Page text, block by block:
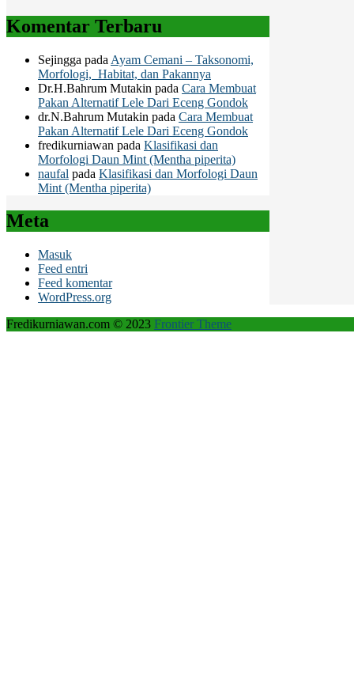
Komentar Terbaru
Sejingga pada Ayam Cemani – Taksonomi,
Morfologi, Habitat, dan Pakannya
Dr.H.Bahrum Mutakin pada Cara Membuat
Pakan Alternatif Lele Dari Eceng Gondok
dr.N.Bahrum Mutakin pada Cara Membuat
Pakan Alternatif Lele Dari Eceng Gondok
fredikurniawan pada Klasifikasi dan
Morfologi Daun Mint (Mentha piperita)
naufal pada Klasifikasi dan Morfologi Daun
Mint (Mentha piperita)
Meta
Masuk
Feed entri
Feed komentar
WordPress.org
Fredikurniawan.com © 2023 Frontier Theme